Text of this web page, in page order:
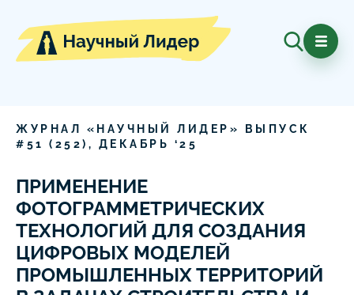
ЖУРНАЛ «НАУЧНЫЙ ЛИДЕР» ВЫПУСК
# 51 ( 252), ДЕКАБРЬ ‘25
ПРИМЕНЕНИЕ
ФОТОГРАММЕТРИЧЕСКИХ
ТЕХНОЛОГИЙ ДЛЯ СОЗДАНИЯ
ЦИФРОВЫХ МОДЕЛЕЙ
ПРОМЫШЛЕННЫХ ТЕРРИТОРИЙ